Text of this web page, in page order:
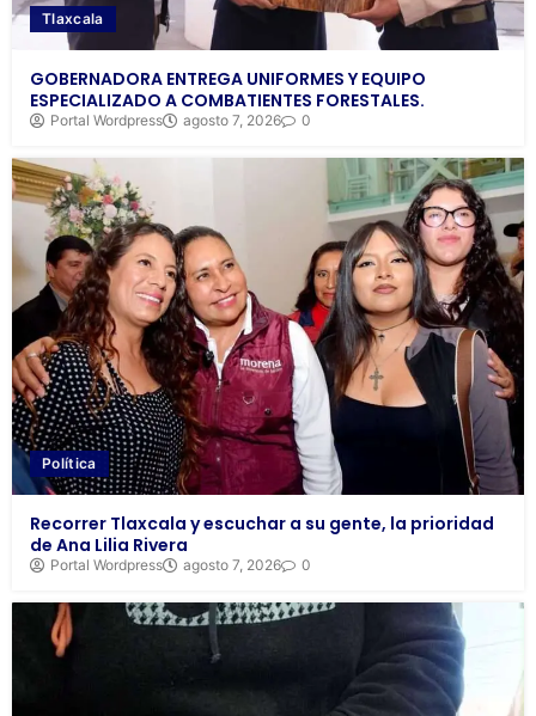
Tlaxcala
GOBERNADORA ENTREGA UNIFORMES Y EQUIPO
ESPECIALIZADO A COMBATIENTES FORESTALES.
Portal Wordpress agosto 7, 2026 0
Política
Recorrer Tlaxcala y escuchar a su gente, la prioridad
de Ana Lilia Rivera
Portal Wordpress agosto 7, 2026 0